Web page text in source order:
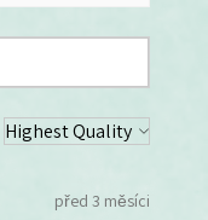
před 3 měsíci